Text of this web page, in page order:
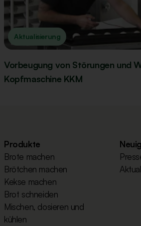
Aktualisierung
Vorbeugung von Störungen und
Kopfmaschine KKM
Produkte
Brote machen
Brötchen machen
Kekse machen
Brot schneiden
Mischen, dosieren und
kühlen